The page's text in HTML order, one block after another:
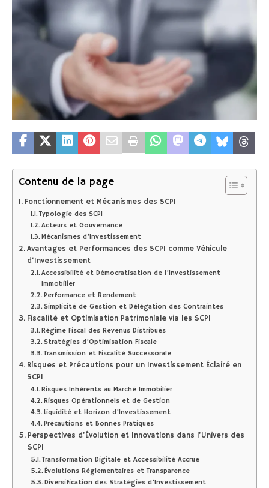
Contenu de la page
Fonctionnement et Mécanismes des SCPI
Typologie des SCPI
Acteurs et Gouvernance
Mécanismes d’Investissement
Avantages et Performances des SCPI comme Véhicule
d’Investissement
Accessibilité et Démocratisation de l’Investissement
Immobilier
Performance et Rendement
Simplicité de Gestion et Délégation des Contraintes
Fiscalité et Optimisation Patrimoniale via les SCPI
Régime Fiscal des Revenus Distribués
Stratégies d’Optimisation Fiscale
Transmission et Fiscalité Successorale
Risques et Précautions pour un Investissement Éclairé en
SCPI
Risques Inhérents au Marché Immobilier
Risques Opérationnels et de Gestion
Liquidité et Horizon d’Investissement
Précautions et Bonnes Pratiques
Perspectives d’Évolution et Innovations dans l’Univers des
SCPI
Transformation Digitale et Accessibilité Accrue
Évolutions Réglementaires et Transparence
Diversification des Stratégies d’Investissement